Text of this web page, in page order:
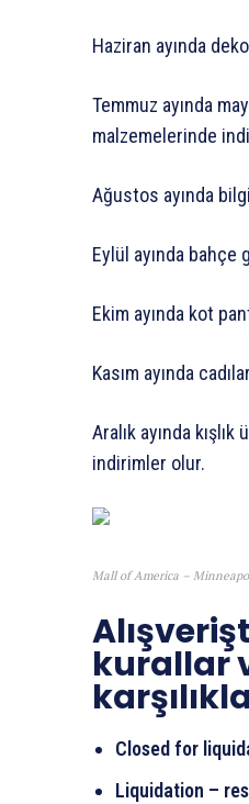
Haziran ayında
Temmuz ayında
malzemelerinde
Ağustos ayında
Eylül ayında
Ekim ayında kot
Kasım ayında
Aralık ayında
indirimler olur.
Mall of America –
kurallar
Closed for
Liquidation –